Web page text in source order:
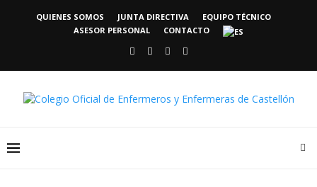
QUIENES SOMOS JUNTA DIRECTIVA
EQUIPO TÉCNICO
ASESOR PERSONAL
CONTACTO